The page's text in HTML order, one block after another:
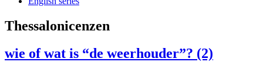
Thessalonicenzen
wie of wat is “de weerhouder”? (2)